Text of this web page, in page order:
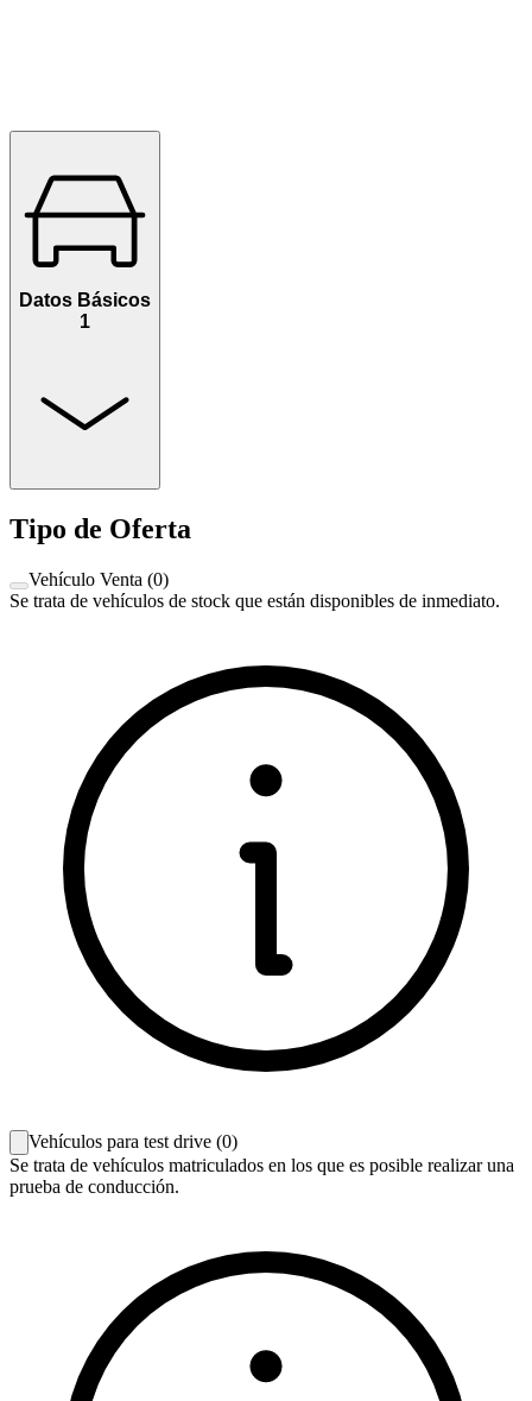
Datos Básicos
1
Tipo de Oferta
Vehículo Venta (0)
Se trata de vehículos de stock que están disponibles de inmediato.
Vehículos para test drive (0)
Se trata de vehículos matriculados en los que es posible realizar una
prueba de conducción.